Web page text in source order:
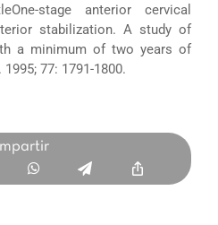
stage anterior cervical
stabilization. A study of
a minimum of two years of
77: 1791-1800.